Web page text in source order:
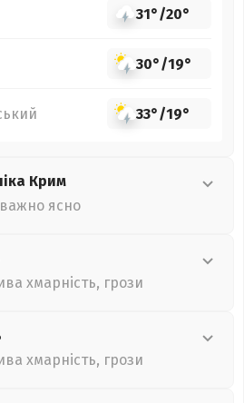
31°/20°
30°/19°
33°/19°
Крим
ясно
хмарність, грози
хмарність, грози